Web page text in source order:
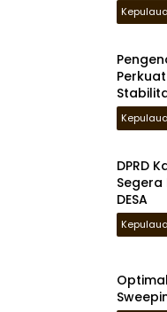
DPRD
Segera
DESA